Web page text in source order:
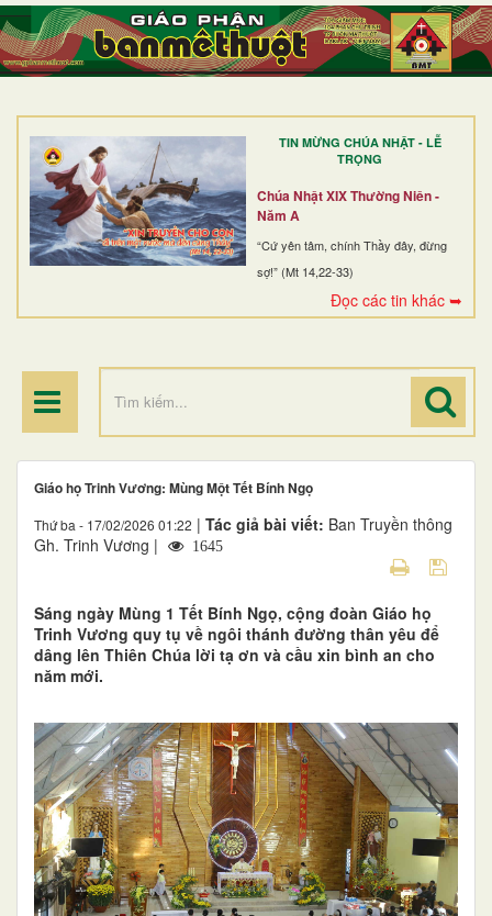
TIN MỪNG CHÚA NHẬT - LỄ
TRỌNG
Chúa Nhật XIX Thường Niên -
Năm A
“Cứ yên tâm, chính Thầy đây, đừng
sợ!” (Mt 14,22-33)
Đọc các tin khác ➥
TRANG NHẤT
GIỚI THIỆU
DÒNG TU
BAN MỤC VỤ
ĐOÀN THỂ CG
ĐIỂM HÀNH HƯƠNG
Giáo họ Trinh Vương: Mùng Một Tết Bính Ngọ
Thứ ba - 17/02/2026 01:22 | Tác giả bài viết: Ban Truyền thông
Gh. Trinh Vương |
1645
Sáng ngày Mùng 1 Tết Bính Ngọ, cộng đoàn Giáo họ
Trinh Vương quy tụ về ngôi thánh đường thân yêu để
dâng lên Thiên Chúa lời tạ ơn và cầu xin bình an cho
năm mới.